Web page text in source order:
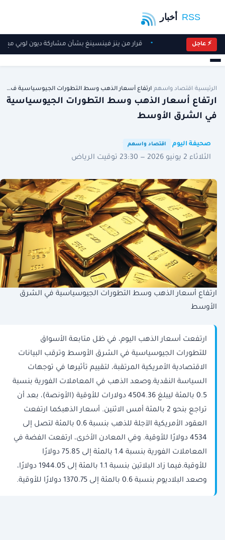
⚡ عاجل قرار من ينز فينسينغ بشأن مشاركة ديون لوبي مع
الرئيسية اقتصاد واسهم ارتفاع أسعار الذهب وسط التطورات الجيوسياسية ف…
ارتفاع أسعار الذهب وسط التطورات الجيوسياسية
في الشرق الأوسط
صحيفة اليوم اقتصاد واسهم
الثلاثاء 2 يونيو 2026 — 23:30 توقيت الرياض
ارتفاع أسعار الذهب وسط التطورات الجيوسياسية في الشرق
الأوسط
ارتفعت أسعار الذهب اليوم، في ظل متابعة الأسواق
للتطورات الجيوسياسية في الشرق الأوسط وترقب البيانات
الاقتصادية الأمريكية المرتقبة، لتقييم تأثيرها في توجهات
السياسة النقدية.وصعد الذهب في المعاملات الفورية بنسبة
0.5 بالمئة ليبلغ 4504.36 دولارات للأوقية (الأونصة)، بعد أن
تراجع بنحو 2 بالمئة أمس الاثنين. أسعار الذهبكما ارتفعت
العقود الأمريكية الآجلة للذهب بنسبة 0.6 بالمئة لتصل إلى
4534 دولارًا للأوقية. وفي المعادن الأخرى، ارتفعت الفضة في
المعاملات الفورية بنسبة 1.4 بالمئة إلى 75.85 دولارًا
للأوقية.فيما زاد البلاتين بنسبة 1.1 بالمئة إلى 1944.05 دولارًا،
وصعد البلاديوم بنسبة 0.6 بالمئة إلى 1370.75 دولارًا للأوقية.